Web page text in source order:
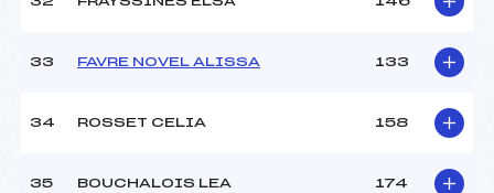
33 FAVRE NOVEL ALISSA 133
34 ROSSET CELIA 158
35 BOUCHALOIS LEA 174